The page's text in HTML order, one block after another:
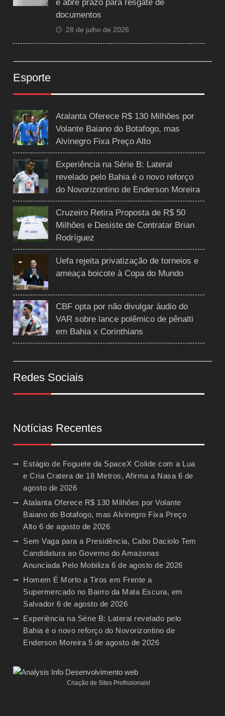
e abre prazo para resgate de
documentos
28 de julho de 2026
Esporte
Atalanta Oferece R$ 130 Milhões por
Volante Baiano do Botafogo, mas
Alvinegro Fixa Preço Alto
Experiência na Série B: Lateral
revelado pelo Bahia é o novo reforço
do Novorizontino de Enderson Moreira
Cruzeiro Retira Proposta de R$ 50
Milhões e Desiste de Contratar Brian
Rodríguez
Uefa rejeita privatização de torneios e
ameaça boicote à Copa do Mundo
CBF opta por não divulgar áudio do
VAR sobre lance polêmico de pênalti
em Bahia x Corinthians
Redes Sociais
Notícias Recentes
Estágio de Foguete da SpaceX Colide com a Lua
e Cria Cratera de 18 Metros, Afirma a Nasa 6 de
agosto de 2026
Atalanta Oferece R$ 130 Milhões por Volante
Baiano do Botafogo, mas Alvinegro Fixa Preço
Alto 6 de agosto de 2026
Sem Vaga para a Presidência, Cabo Daciolo Tem
Candidatura ao Governo do Amazonas
Anunciada Pelo Mobiliza 6 de agosto de 2026
Homem É Morto a Tiros em Frente a
Supermercado no Bairro da Mata Escura, em
Salvador 6 de agosto de 2026
Experiência na Série B: Lateral revelado pelo
Bahia é o novo reforço do Novorizontino de
Enderson Moreira 5 de agosto de 2026
Criação de Sites Profissionais!